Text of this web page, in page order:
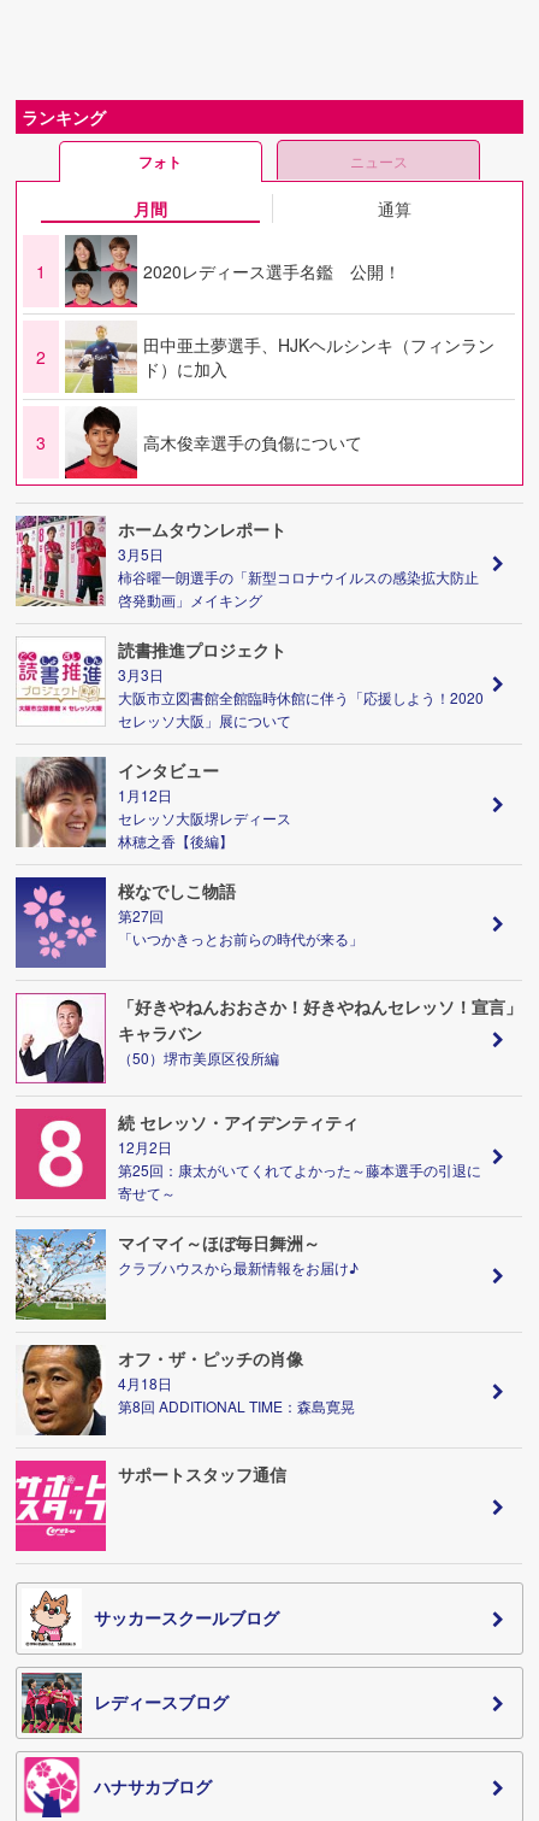
ランキング
フォト ニュース
月間 通算
1 2020レディース選手名鑑 公開！
2
田中亜土夢選手、HJKヘルシンキ（フィンラン
ド）に加入
3 高木俊幸選手の負傷について
ホームタウンレポート
3月5日
柿谷曜一朗選手の「新型コロナウイルスの感染拡大防止
啓発動画」メイキング
読書推進プロジェクト
3月3日
大阪市立図書館全館臨時休館に伴う「応援しよう！2020
セレッソ大阪」展について
インタビュー
1月12日
セレッソ大阪堺レディース
林穂之香【後編】
桜なでしこ物語
第27回
「いつかきっとお前らの時代が来る」
「好きやねんおおさか！好きやねんセレッソ！宣言」
キャラバン
（50）堺市美原区役所編
続 セレッソ・アイデンティティ
12月2日
第25回：康太がいてくれてよかった～藤本選手の引退に
寄せて～
マイマイ～ほぼ毎日舞洲～
クラブハウスから最新情報をお届け♪
オフ・ザ・ピッチの肖像
4月18日
第8回 ADDITIONAL TIME：森島寛晃
サポートスタッフ通信
サッカースクールブログ
レディースブログ
ハナサカブログ